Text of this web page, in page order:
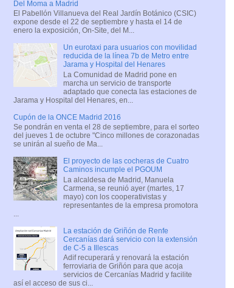
Del Moma a Madrid
El Pabellón Villanueva del Real Jardín Botánico (CSIC)
expone desde el 22 de septiembre y hasta el 14 de
enero la exposición, On-Site, del M...
Un eurotaxi para usuarios con movilidad
reducida de la línea 7b de Metro entre
Jarama y Hospital del Henares
La Comunidad de Madrid pone en
marcha un servicio de transporte
adaptado que conecta las estaciones de
Jarama y Hospital del Henares, en...
Cupón de la ONCE Madrid 2016
Se pondrán en venta el 28 de septiembre, para el sorteo
del jueves 1 de octubre "Cinco millones de corazonadas
se unirán al sueño de Ma...
El proyecto de las cocheras de Cuatro
Caminos incumple el PGOUM
La alcaldesa de Madrid, Manuela
Carmena, se reunió ayer (martes, 17
mayo) con los cooperativistas y
representantes de la empresa promotora
La estación de Griñón de Renfe
Cercanías dará servicio con la extensión
de C-5 a Illescas
Adif recuperará y renovará la estación
ferroviaria de Griñón para que acoja
servicios de Cercanías Madrid y facilite
así el acceso de sus ci...